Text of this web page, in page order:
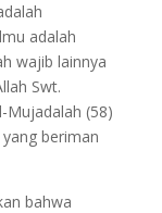
adalah
wajib lainnya
Swt.
Mujadalah (58)
beriman
bahwa